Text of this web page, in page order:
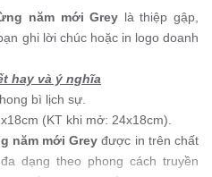
năm mới Grey là thiệp gập,
ghi lời chúc hoặc in logo doanh
hay và ý nghĩa
bì lịch sự.
(KT khi mở: 24x18cm).
năm mới Greyđược in trên chất
dạng theo phong cách truyền